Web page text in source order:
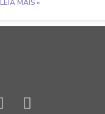
LEIA MAIS »